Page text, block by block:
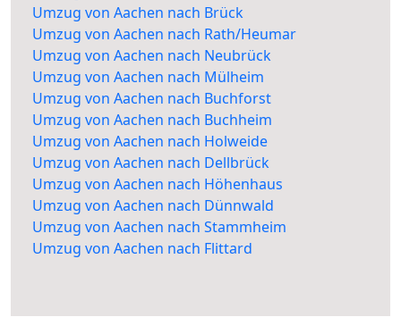
Umzug von Aachen nach Brück
Umzug von Aachen nach Rath/Heumar
Umzug von Aachen nach Neubrück
Umzug von Aachen nach Mülheim
Umzug von Aachen nach Buchforst
Umzug von Aachen nach Buchheim
Umzug von Aachen nach Holweide
Umzug von Aachen nach Dellbrück
Umzug von Aachen nach Höhenhaus
Umzug von Aachen nach Dünnwald
Umzug von Aachen nach Stammheim
Umzug von Aachen nach Flittard